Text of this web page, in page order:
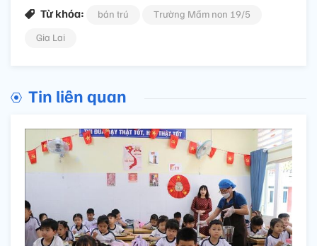
Từ khóa: bán trú
Trường Mầm non 19/5
Gia Lai
Tin liên quan